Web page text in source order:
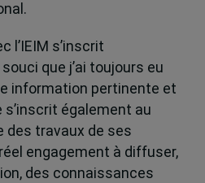
l’IEIM s’inscrit
que j’ai toujours eu
information pertinente et
s’inscrit également au
des travaux de ses
engagement à diffuser,
des connaissances